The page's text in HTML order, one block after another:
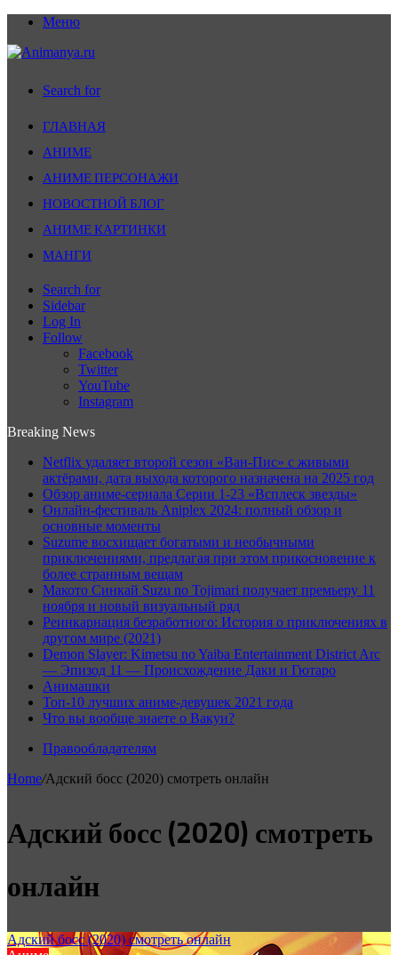
Меню
Search for
ГЛАВНАЯ
АНИМЕ
АНИМЕ ПЕРСОНАЖИ
НОВОСТНОЙ БЛОГ
АНИМЕ КАРТИНКИ
МАНГИ
Search for
Sidebar
Log In
Follow
Facebook
Twitter
YouTube
Instagram
Breaking News
Netflix удаляет второй сезон «Ван-Пис» с живыми
актёрами, дата выхода которого назначена на 2025 год
Обзор аниме-сериала Серии 1-23 «Всплеск звезды»
Онлайн-фестиваль Aniplex 2024: полный обзор и
основные моменты
Suzume восхищает богатыми и необычными
приключениями, предлагая при этом прикосновение к
более странным вещам
Макото Синкай Suzu no Tojimari получает премьеру 11
ноября и новый визуальный ряд
Реинкарнация безработного: История о приключениях в
другом мире (2021)
Demon Slayer: Kimetsu no Yaiba Entertainment District Arc
— Эпизод 11 — Происхождение Даки и Гютаро
Анимашки
Топ-10 лучших аниме-девушек 2021 года
Что вы вообще знаете о Вакуи?
Правообладателям
Home/Адский босс (2020) смотреть онлайн
Адский босс (2020) смотреть
онлайн
Адский босс (2020) смотреть онлайн